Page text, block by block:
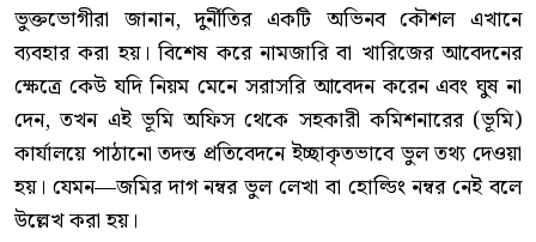
ভুক্তভোগীরা জানান, দুর্নীতির একটি অভিনব কৌশল এখানে
ব্যবহার করা হয়। বিশেষ করে নামজারি বা খারিজের আবেদনের
ক্ষেত্রে কেউ যদি নিয়ম মেনে সরাসরি আবেদন করেন এবং ঘুষ না
দেন, তখন এই ভূমি অফিস থেকে সহকারী কমিশনারের (ভূমি)
কার্যালয়ে পাঠানো তদন্ত প্রতিবেদনে ইচ্ছাকৃতভাবে ভুল তথ্য দেওয়া
হয়। যেমন—জমির দাগ নম্বর ভুল লেখা বা হোল্ডিং নম্বর নেই বলে
উল্লেখ করা হয়।